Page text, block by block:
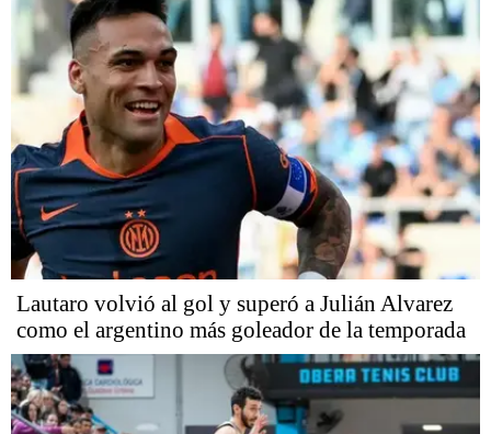
Lautaro volvió al gol y superó a Julián Alvarez
como el argentino más goleador de la temporada